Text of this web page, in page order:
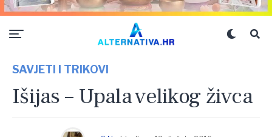
SAVJETI I TRIKOVI
Išijas – Upala velikog živca